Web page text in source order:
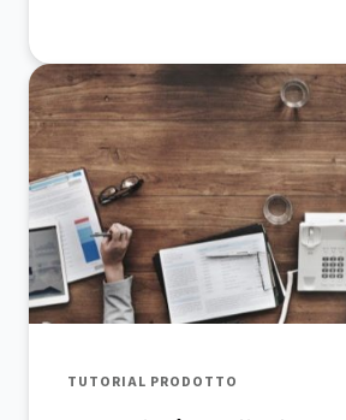
TUTORIAL PRODOTTO